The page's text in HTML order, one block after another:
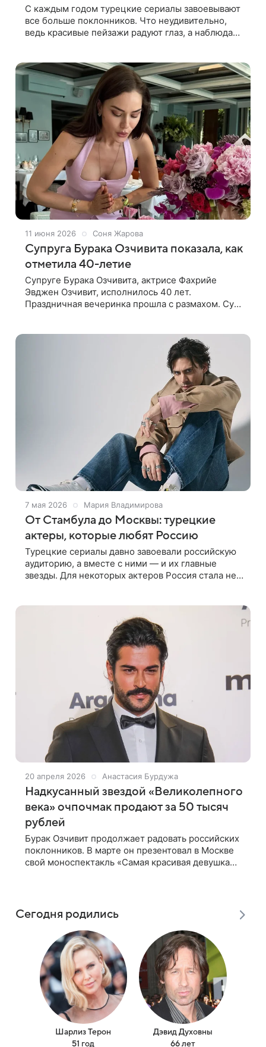
С каждым годом турецкие сериалы завоевывают
все больше поклонников. Что неудивительно,
ведь красивые пейзажи радуют глаз, а наблюдать
11 июня 2026 Соня Жарова
Супруга Бурака Озчивита показала, как
отметила 40-летие
Супруге Бурака Озчивита, актрисе Фахрийе
Эвджен Озчивит, исполнилось 40 лет.
Праздничная вечеринка прошла с размахом. Судя
7 мая 2026 Мария Владимирова
От Стамбула до Москвы: турецкие
актеры, которые любят Россию
Турецкие сериалы давно завоевали российскую
аудиторию, а вместе с ними — и их главные
звезды. Для некоторых актеров Россия стала не
20 апреля 2026 Анастасия Бурдужа
Надкусанный звездой «Великолепного
века» очпочмак продают за 50 тысяч
рублей
Бурак Озчивит продолжает радовать российских
поклонников. В марте он презентовал в Москве
свой моноспектакль «Самая красивая девушка
Сегодня родились
Шарлиз Терон
51 год
Дэвид Духовны
66 лет